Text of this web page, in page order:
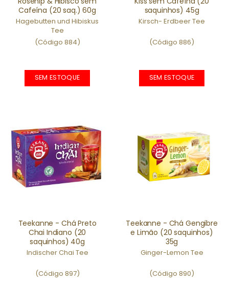
Cafeína (20 saq.) 60g
Hagebutten und Hibiskus
Tee
(Código 884)
SEM ESTOQUE
saquinhos) 45g
Kirsch- Erdbeer Tee
(Código 886)
SEM ESTOQUE
Teekanne - Chá Preto
Chai Indiano (20
saquinhos) 40g
Indischer Chai Tee
(Código 897)
Teekanne - Chá Gengibre
e Limão (20 saquinhos)
35g
Ginger-Lemon Tee
(Código 890)